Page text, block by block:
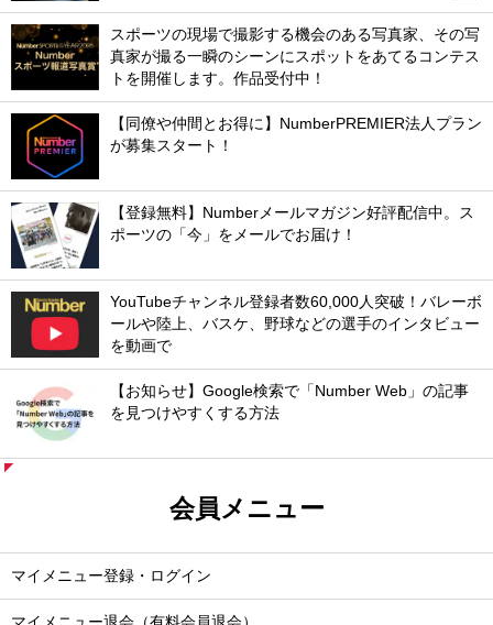
スポーツの現場で撮影する機会のある写真家、その写
真家が撮る一瞬のシーンにスポットをあてるコンテス
トを開催します。作品受付中！
【同僚や仲間とお得に】NumberPREMIER法人プラン
が募集スタート！
【登録無料】Numberメールマガジン好評配信中。ス
ポーツの「今」をメールでお届け！
YouTubeチャンネル登録者数60,000人突破！バレーボ
ールや陸上、バスケ、野球などの選手のインタビュー
を動画で
【お知らせ】Google検索で「Number Web」の記事
を見つけやすくする方法
会員メニュー
マイメニュー登録・ログイン